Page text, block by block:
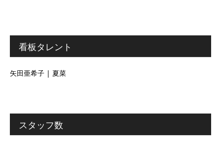
看板タレント
矢田亜希子 | 夏菜
スタッフ数